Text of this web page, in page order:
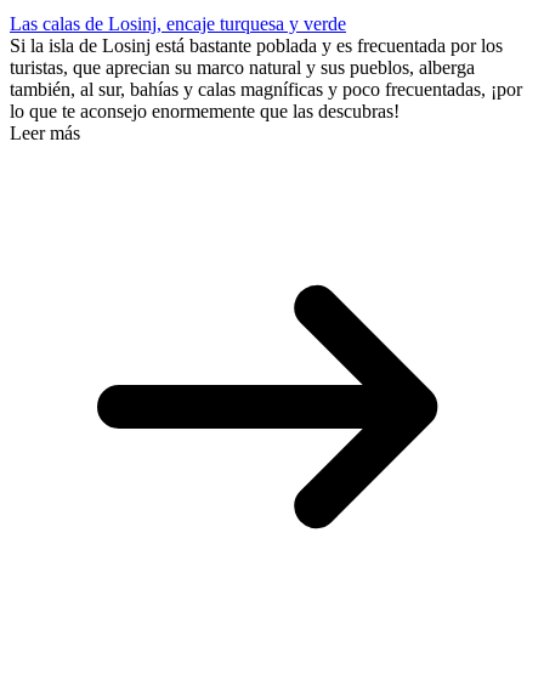
Las calas de Losinj, encaje turquesa y verde
Si la isla de Losinj está bastante poblada y es frecuentada por los
turistas, que aprecian su marco natural y sus pueblos, alberga
también, al sur, bahías y calas magníficas y poco frecuentadas, ¡por
lo que te aconsejo enormemente que las descubras!
Leer más